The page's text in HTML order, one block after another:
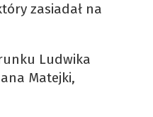
zasiadał na
Ludwika
Matejki,